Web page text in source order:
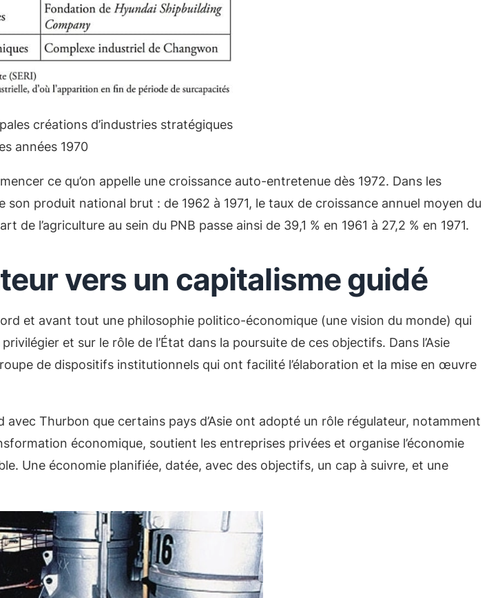
créations d’industries stratégiques
années 1970
ce qu’on appelle une croissance auto-entretenue dès 1972. Dans les
produit national brut : de 1962 à 1971, le taux de croissance annuel moyen du
de l’agriculture au sein du PNB passe ainsi de 39,1 % en 1961 à 27,2 % en 1971.
vers un capitalisme guidé
et avant tout une philosophie politico-économique (une vision du monde) qui
et sur le rôle de l’État dans la poursuite de ces objectifs. Dans l’Asie
de dispositifs institutionnels qui ont facilité l’élaboration et la mise en œuvre
Thurbon que certains pays d’Asie ont adopté un rôle régulateur, notamment
économique, soutient les entreprises privées et organise l’économie
Une économie planifiée, datée, avec des objectifs, un cap à suivre, et une